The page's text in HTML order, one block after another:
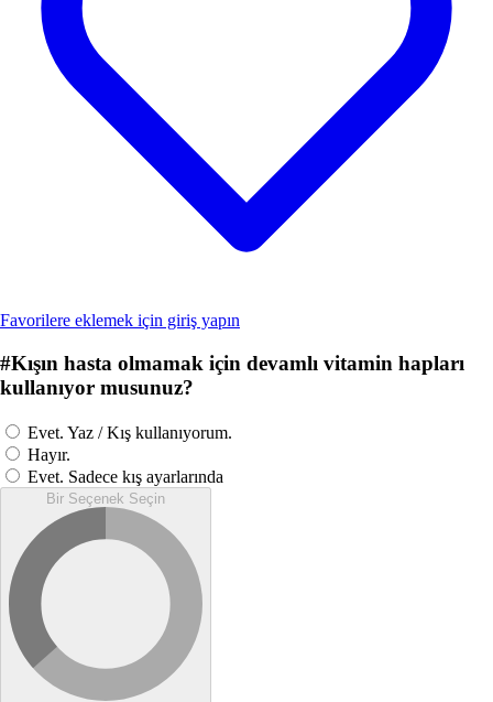
Favorilere eklemek için giriş yapın
#Kışın hasta olmamak için devamlı vitamin hapları
kullanıyor musunuz?
Evet. Yaz / Kış kullanıyorum.
Hayır.
Evet. Sadece kış ayarlarında
Bir Seçenek Seçin